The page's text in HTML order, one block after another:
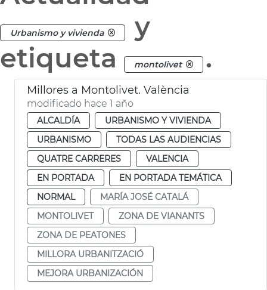
Urbanismo y vivienda
y
etiqueta
montolivet .
Millores a Montolivet. València
modificado hace 1 año
ALCALDÍA
URBANISMO Y VIVIENDA
URBANISMO
TODAS LAS AUDIENCIAS
QUATRE CARRERES
VALENCIA
EN PORTADA
EN PORTADA TEMÁTICA
NORMAL
MARÍA JOSÉ CATALÁ
MONTOLIVET
ZONA DE VIANANTS
ZONA DE PEATONES
MILLORA URBANITZACIÓ
MEJORA URBANIZACIÓN